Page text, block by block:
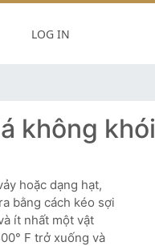
LOG IN
không khói
hoặc dạng hạt,
bằng cách kéo sợi
ít nhất một vật
F trở xuống và